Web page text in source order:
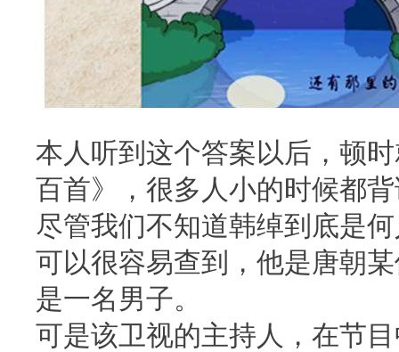
本人听到这个答案以后，顿
百首》，很多人小的时候都
尽管我们不知道韩绰到底是
可以很容易查到，他是唐朝
是一名男子。
可是该卫视的主持人，在节